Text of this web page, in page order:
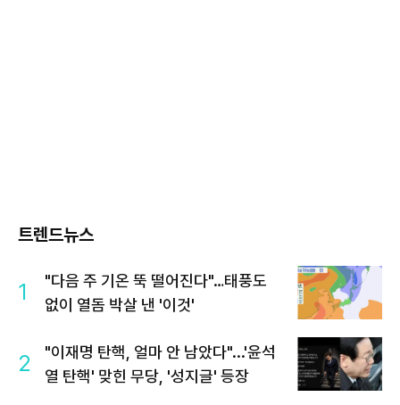
트렌드뉴스
1
"다음 주 기온 뚝 떨어진다"…태풍도
없이 열돔 박살 낸 '이것'
2
"이재명 탄핵, 얼마 안 남았다"...'윤석
열 탄핵' 맞힌 무당, '성지글' 등장